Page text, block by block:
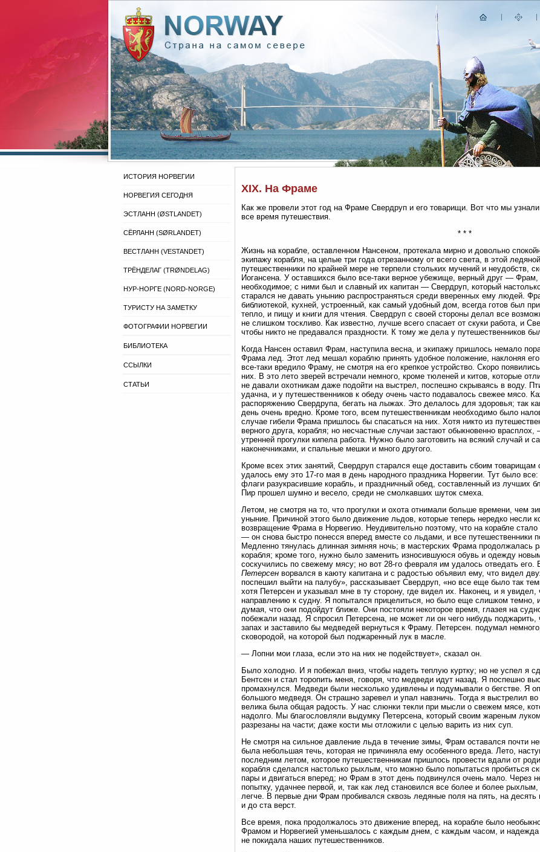
ИСТОРИЯ НОРВЕГИИ
НОРВЕГИЯ СЕГОДНЯ
ЭСТЛАНН (ØSTLANDET)
СЁРЛАНН (SØRLANDET)
ВЕСТЛАНН (VESTANDET)
ТРЁНДЕЛАГ (TRØNDELAG)
НУР-НОРГЕ (NORD-NORGE)
ТУРИСТУ НА ЗАМЕТКУ
ФОТОГРАФИИ НОРВЕГИИ
БИБЛИОТЕКА
ССЫЛКИ
СТАТЬИ
XIX. На Фраме
Как же провели этот год на Фраме Свердруп и его товарищи. Вот что мы
все время путешествия.
* * *
Жизнь на корабле, оставленном Нансеном, протекала мирно и довольно
экипажу корабля, на целые три года отрезанному от всего света, в этой
путешественники по крайней мере не терпели стольких мучений и неудобств,
Иогансена. У оставшихся было все-таки верное убежище, верный друг —
необходимое; с ними был и славный их капитан — Свердруп, который
старался не давать унынию распространяться среди вверенных ему людей.
библиотекой, кухней, устроенный, как самый удобный дом, всегда готов был
тепло, и пищу и книги для чтения. Свердруп с своей стороны делал все
не слишком тоскливо. Как известно, лучше всего спасает от скуки работа, и
чтобы никто не предавался праздности. К тому же дела у путешественников
Когда Нансен оставил Фрам, наступила весна, и экипажу пришлось немало
Фрама лед. Этот лед мешал кораблю принять удобное положение, наклоняя
все-таки вредило Фраму, не смотря на его крепкое устройство. Скоро
них. В это лето зверей встречали немного, кроме тюленей и китов, которые
не давали охотникам даже подойти на выстрел, поспешно скрываясь в воду.
удачна, и у путешественников к обеду очень часто подавалось свежее мясо.
распоряжению Свердрупа, бегать на лыжах. Это делалось для здоровья; так
день очень вредно. Кроме того, всем путешественникам необходимо было
случае гибели Фрама пришлось бы спасаться на них. Хотя никто из
верного друга, корабля; но несчастные случаи застают обыкновенно
утренней прогулки кипела работа. Нужно было заготовить на всякий случай и
наконечниками, и спальные мешки и много другого.
Кроме всех этих занятий, Свердруп старался еще доставить сбоим товарищам
удалось ему это 17-го мая в день народного праздника Норвегии. Тут было
флаги разукрасившие корабль, и праздничный обед, составленный из лучших
Пир прошел шумно и весело, среди не смолкавших шуток смеха.
Летом, не смотря на то, что прогулки и охота отнимали больше времени, чем
уныние. Причиной этого было движение льдов, которые теперь нередко несли
возвращение Фрама в Норвегию. Неудивительно поэтому, что на корабле
— он снова быстро понесся вперед вместе со льдами, и все путешественники
Медленно тянулась длинная зимняя ночь; в мастерских Фрама продолжалась
корабля; кроме того, нужно было заменить износившуюся обувь и одежду
соскучились по свежему мясу; но вот 28-го февраля им удалось отведать его.
Петерсен ворвался в каюту капитана и с радостью объявил ему, что видел
поспешил выйти на палубу», рассказывает Свердруп, «но все еще было так
хотя Петерсен и указывал мне в ту сторону, где видел их. Наконец, и я увидел,
направлению к судну. Я попытался прицелиться, но было еще слишком темно,
думая, что они подойдут ближе. Они постояли некоторое время, глазея на
побежали назад. Я спросил Петерсена, не может ли он чего нибудь
запах и заставило бы медведей вернуться к Фраму. Петерсен. подумал
сковородой, на которой был поджаренный лук в масле.
— Лопни мои глаза, если это на них не подействует», сказал он.
Было холодно. И я побежал вниз, чтобы надеть теплую куртку; но не успел я
Бентсен и стал торопить меня, говоря, что медведи идут назад. Я поспешно
промахнулся. Медведи были несколько удивлены и подумывали о бегстве. Я
большого медведя. Он страшно заревел и упал навзничь. Тогда я выстрелил
велика была общая радость. У нас слюнки текли при мысли о свежем мясе,
надолго. Мы благословляли выдумку Петерсена, который своим жареным
разрезаны на части; даже кости мы отложили с целью варить из них суп.
Не смотря на сильное давление льда в течение зимы, Фрам оставался почти
была небольшая течь, которая не причиняла ему особенного вреда. Лето,
последним летом, которое путешественникам пришлось провести вдали от
корабля сделался настолько рыхлым, что можно было попытаться пробиться
пары и двигаться вперед; но Фрам в этот день подвинулся очень мало. Через
попытку, удачнее первой, и, так как лед становился все более и более
легче. В первые дни Фрам пробивался сквозь ледяные поля на пять, на
и до ста верст.
Все время, пока продолжалось это движение вперед, на корабле было
Фрамом и Норвегией уменьшалось с каждым днем, с каждым часом, и надежда
не покидала наших путешественников.